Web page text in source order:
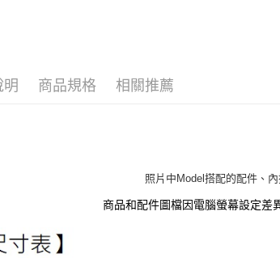
明 商品規格 相關推薦
照片中Model搭配的配件、
商品和配件圖檔因電腦螢幕設定差